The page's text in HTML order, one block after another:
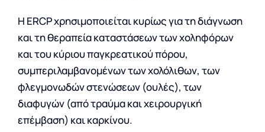
Η ERCP χρησιμοποιείται κυρίως για τη διάγνωση
και τη θεραπεία καταστάσεων των χοληφόρων
και του κύριου παγκρεατικού πόρου,
συμπεριλαμβανομένων των χολόλιθων, των
φλεγμονωδών στενώσεων (ουλές), των
διαφυγών (από τραύμα και χειρουργική
επέμβαση) και καρκίνου.